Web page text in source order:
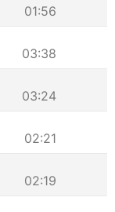
01:56
03:38
03:24
02:21
02:19